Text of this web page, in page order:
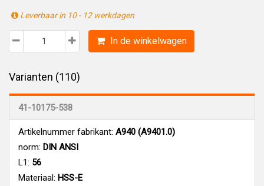
Leverbaar in 10 - 12 werkdagen
In de winkelwagen
Varianten (110)
41-10175-538
Artikelnummer fabrikant: A940 (A9401.0)
norm: DIN ANSI
L1: 56
Materiaal: HSS-E